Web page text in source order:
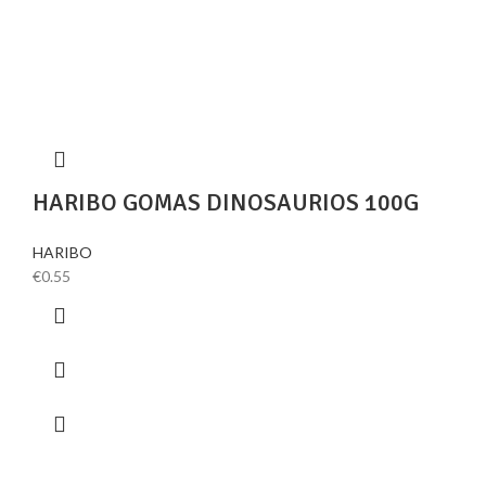
HARIBO GOMAS DINOSAURIOS 100G
HARIBO
€0.55